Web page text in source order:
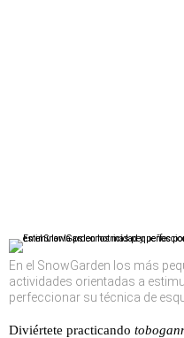
En el SnowGarden los más
actividades orientadas a
perfeccionar su técnica de
Diviértete practicando